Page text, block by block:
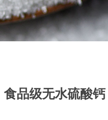
食品级无水硫酸钙